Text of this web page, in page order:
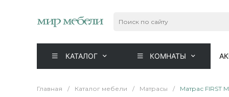
КАТАЛОГ КОМНАТЫ
Главная / Каталог мебели / Матрасы / Матрас FIRST M